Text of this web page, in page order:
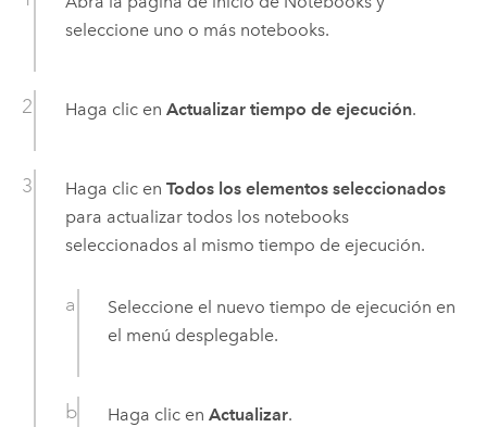
seleccione uno o más notebooks.
Haga clic en Actualizar tiempo de ejecución.
Haga clic en Todos los elementos seleccionados
para actualizar todos los notebooks
seleccionados al mismo tiempo de ejecución.
Seleccione el nuevo tiempo de ejecución en
el menú desplegable.
Haga clic enActualizar.